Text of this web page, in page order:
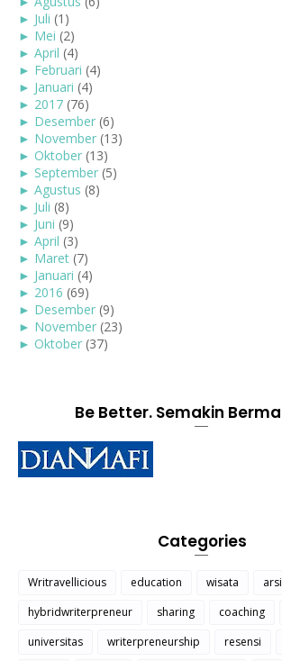
► Juli (1)
► Mei (2)
► April (4)
► Februari (4)
► Januari (4)
► 2017 (76)
► Desember (6)
► November (13)
► Oktober (13)
► September (5)
► Agustus (8)
► Juli (8)
► Juni (9)
► April (3)
► Maret (7)
► Januari (4)
► 2016 (69)
► Desember (9)
► November (23)
► Oktober (37)
Be Better. Semakin
Categories
Writravellicious education wisata
hybridwriterpreneur
sharing coaching
universitas
writerpreneurship resensi